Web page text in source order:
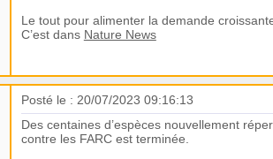
Le tout pour alimenter la demande
C’est dans Nature News
Posté le : 20/07/2023 09:16:13
Des centaines d’espèces nouvellement
contre les FARC est terminée.